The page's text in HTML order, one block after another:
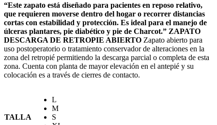
“Este zapato está diseñado para pacientes en reposo relativo,
que requieren moverse dentro del hogar o recorrer distancias
cortas con estabilidad y protección. Es ideal para el manejo de
úlceras plantares, pie diabético y pie de Charcot.” ZAPATO
DESCARGA DE RETROPIE ABIERTO Zapato abierto para
uso postoperatorio o tratamiento conservador de alteraciones en la
zona del retropié permitiendo la descarga parcial o completa de esta
zona. Cuenta con planta de mayor elevación en el antepié y su
colocación es a través de cierres de contacto.
TALLA
L
M
S